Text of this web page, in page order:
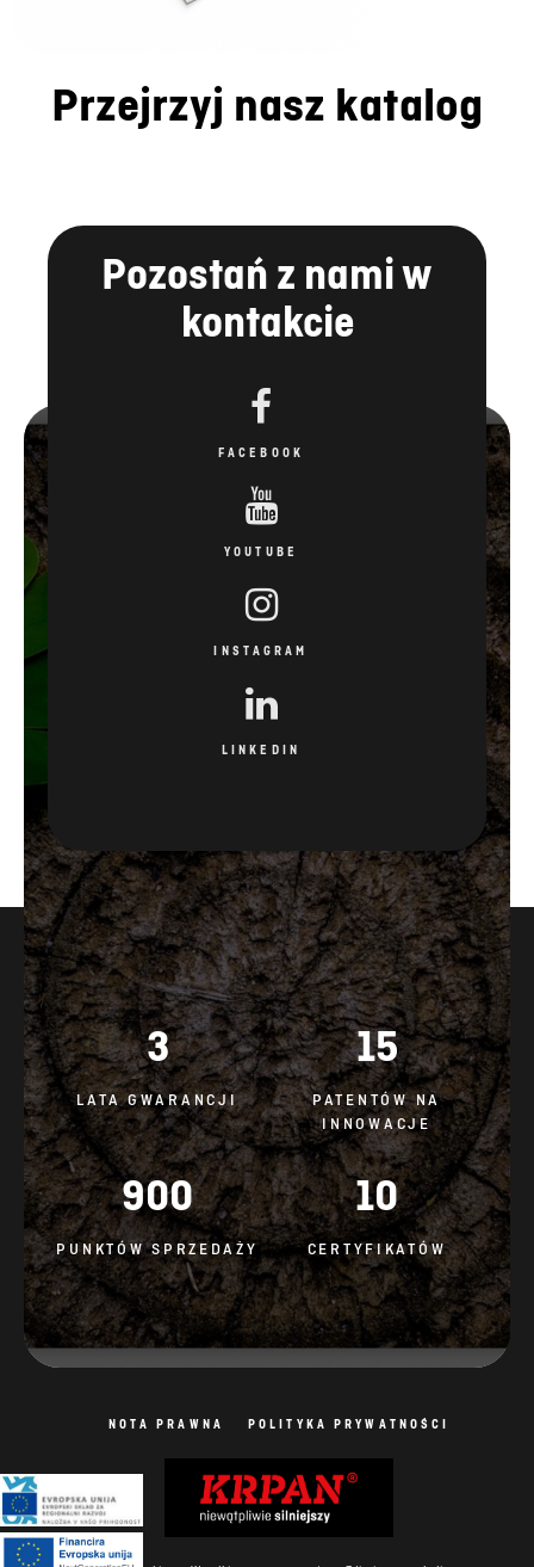
Przejrzyj nasz katalog
Pozostań z nami w
kontakcie
FACEBOOK
YOUTUBE
INSTAGRAM
LINKEDIN
3
LATA GWARANCJI
15
PATENTÓW NA
INNOWACJE
900
PUNKTÓW SPRZEDAŻY
10
CERTYFIKATÓW
NOTA PRAWNA POLITYKA PRYWATNOŚCI